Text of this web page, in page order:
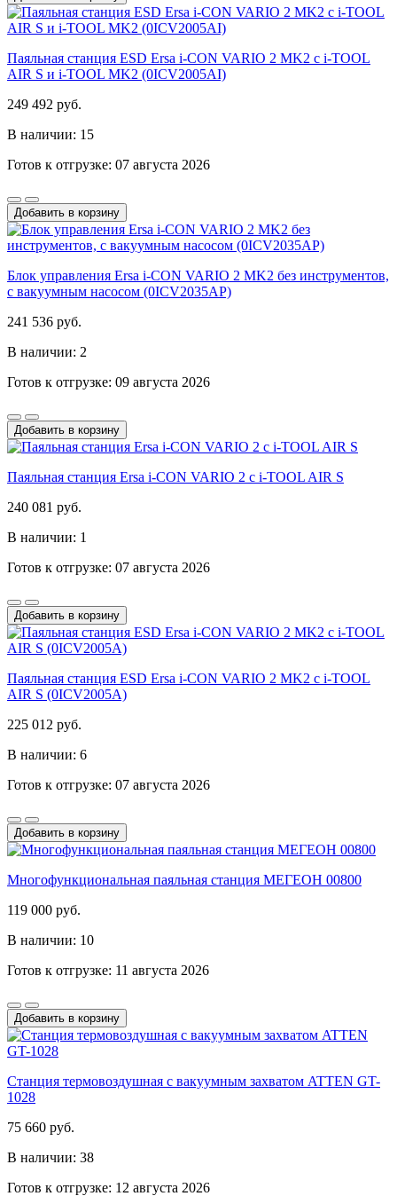
Паяльная станция ESD Ersa i-CON VARIO 2 MK2 с i-TOOL
AIR S и i-TOOL MK2 (0ICV2005AI)
249 492 руб.
В наличии: 15
Готов к отгрузке: 07 августа 2026
Добавить в корзину
Блок управления Ersa i-CON VARIO 2 MK2 без инструментов,
с вакуумным насосом (0ICV2035AP)
241 536 руб.
В наличии: 2
Готов к отгрузке: 09 августа 2026
Добавить в корзину
Паяльная станция Ersa i-CON VARIO 2 с i-TOOL AIR S
240 081 руб.
В наличии: 1
Готов к отгрузке: 07 августа 2026
Добавить в корзину
Паяльная станция ESD Ersa i-CON VARIO 2 MK2 с i-TOOL
AIR S (0ICV2005A)
225 012 руб.
В наличии: 6
Готов к отгрузке: 07 августа 2026
Добавить в корзину
Многофункциональная паяльная станция МЕГЕОН 00800
119 000 руб.
В наличии: 10
Готов к отгрузке: 11 августа 2026
Добавить в корзину
Станция термовоздушная с вакуумным захватом ATTEN GT-
1028
75 660 руб.
В наличии: 38
Готов к отгрузке: 12 августа 2026